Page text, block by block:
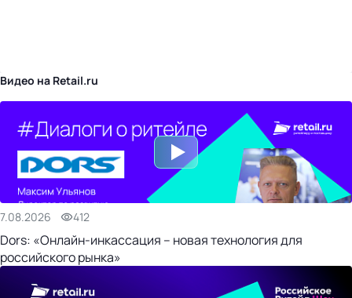
Видео на Retail.ru
7.08.2026 412
Dors: «Онлайн-инкассация – новая технология для
российского рынка»